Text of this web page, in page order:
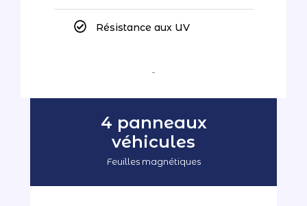
Résistance aux UV
-
4 panneaux
véhicules
Feuilles magnétiques